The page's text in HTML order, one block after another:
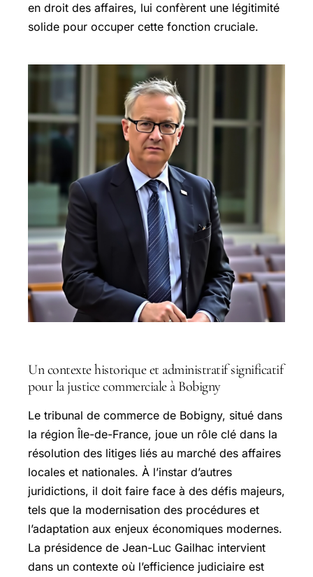
en droit des affaires, lui confèrent une légitimité
solide pour occuper cette fonction cruciale.
Un contexte historique et administratif significatif
pour la justice commerciale à Bobigny
Le tribunal de commerce de Bobigny, situé dans
la région Île-de-France, joue un rôle clé dans la
résolution des litiges liés au marché des affaires
locales et nationales. À l’instar d’autres
juridictions, il doit faire face à des défis majeurs,
tels que la modernisation des procédures et
l’adaptation aux enjeux économiques modernes.
La présidence de Jean-Luc Gailhac intervient
dans un contexte où l’efficience judiciaire est